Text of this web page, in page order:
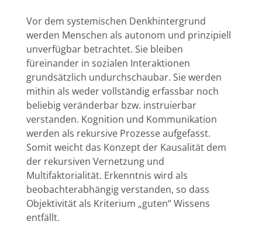
Vor dem systemischen Denkhintergrund
werden Menschen als autonom und prinzipiell
unverfügbar betrachtet. Sie bleiben
füreinander in sozialen Interaktionen
grundsätzlich undurchschaubar. Sie werden
mithin als weder vollständig erfassbar noch
beliebig veränderbar bzw. instruierbar
verstanden. Kognition und Kommunikation
werden als rekursive Prozesse aufgefasst.
Somit weicht das Konzept der Kausalität dem
der rekursiven Vernetzung und
Multifaktorialität. Erkenntnis wird als
beobachterabhängig verstanden, so dass
Objektivität als Kriterium „guten“ Wissens
entfällt.